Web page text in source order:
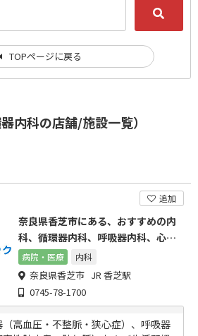
内科の店舗/施設一覧）
追加
奈良県香芝市にある、おすすめの内
科、循環器内科、呼吸器内科、心臓
血管外科です
病院・医療 内科
奈良県香芝市 JR 香芝駅
0745-78-1700
高血圧・不整脈・狭心症）、呼吸器
TOPページに戻る